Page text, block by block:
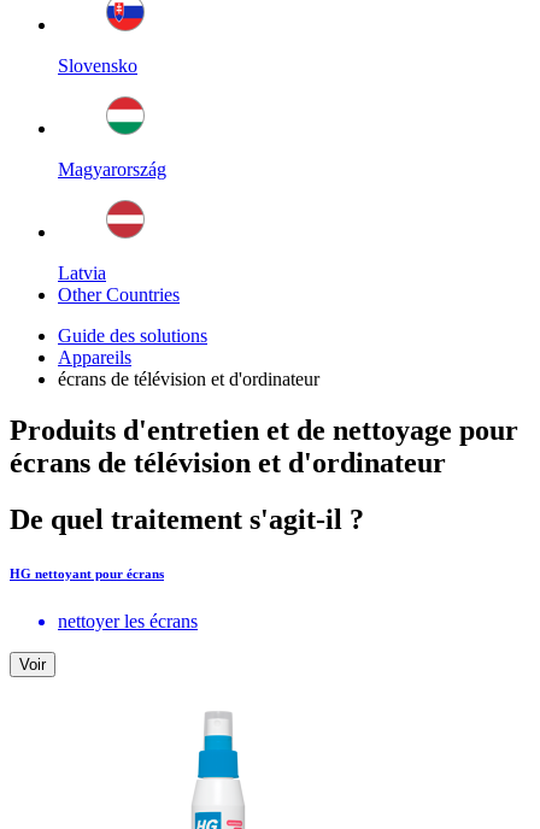
Slovensko
Magyarország
Latvia
Other Countries
Guide des solutions
Appareils
écrans de télévision et d'ordinateur
Produits d'entretien et de nettoyage pour
écrans de télévision et d'ordinateur
De quel traitement s'agit-il ?
HG nettoyant pour écrans
nettoyer les écrans
Voir